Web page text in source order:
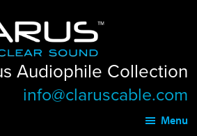
Audiophile Collection
info@claruscable.com
Menu